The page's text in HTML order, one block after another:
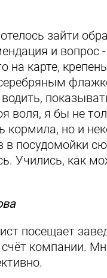
зайти
и вопрос
на карте,
воля, я бы не
кормила, но и
в посудомойки
Учились, как
посещает
счёт компании.